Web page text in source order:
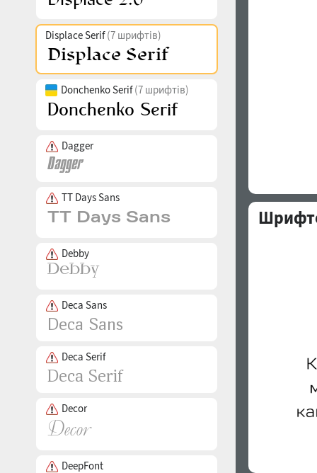
Displace Serif(7 шрифтів)
Donchenko Serif(7 шрифтів)
Dagger
TT Days Sans
Debby
Deca Sans
Deca Serif
Decor
DeepFont